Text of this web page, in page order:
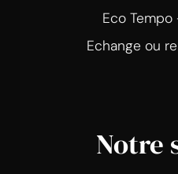
Eco
Echange ou
Notre